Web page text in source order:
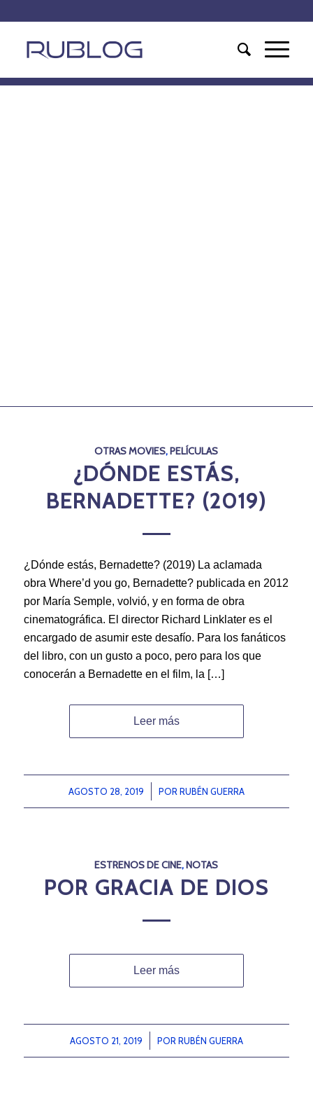
OTRAS MOVIES,PELÍCULAS
¿DÓNDE ESTÁS,
BERNADETTE? (2019)
¿Dónde estás, Bernadette? (2019) La aclamada
obra Where’d you go, Bernadette? publicada en 2012
por María Semple, volvió, y en forma de obra
cinematográfica. El director Richard Linklater es el
encargado de asumir este desafío. Para los fanáticos
del libro, con un gusto a poco, pero para los que
conocerán a Bernadette en el film, la […]
Leer más
AGOSTO 28, 2019
/ POR RUBÉN GUERRA
ESTRENOS DE CINE,NOTAS
POR GRACIA DE DIOS
Leer más
AGOSTO 21, 2019
/ POR RUBÉN GUERRA